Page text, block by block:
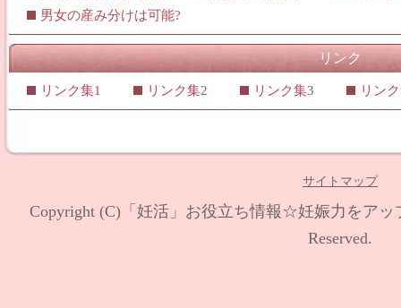
男女の産み分けは可能?
リンク
リンク集1 リンク集2 リンク集3 リン
サイトマップ
Copyright (C)「妊活」お役立ち情報☆妊娠力をアッ
Reserved.